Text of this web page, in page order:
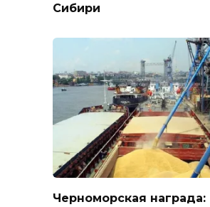
Сибири
Черноморская награда: